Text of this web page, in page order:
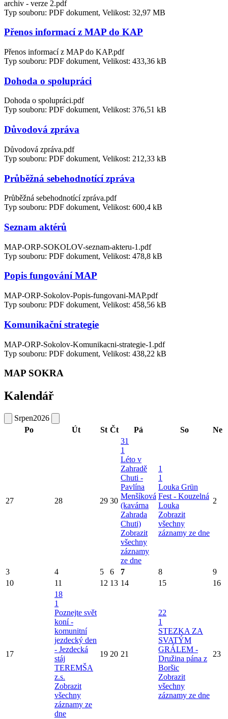
archiv - verze 2.pdf
Typ souboru: PDF dokument, Velikost: 32,97 MB
Přenos informací z MAP do KAP
Přenos informací z MAP do KAP.pdf
Typ souboru: PDF dokument, Velikost: 433,36 kB
Dohoda o spolupráci
Dohoda o spolupráci.pdf
Typ souboru: PDF dokument, Velikost: 376,51 kB
Důvodová zpráva
Důvodová zpráva.pdf
Typ souboru: PDF dokument, Velikost: 212,33 kB
Průběžná sebehodnotící zpráva
Průběžná sebehodnotící zpráva.pdf
Typ souboru: PDF dokument, Velikost: 600,4 kB
Seznam aktérů
MAP-ORP-SOKOLOV-seznam-akteru-1.pdf
Typ souboru: PDF dokument, Velikost: 478,8 kB
Popis fungování MAP
MAP-ORP-Sokolov-Popis-fungovani-MAP.pdf
Typ souboru: PDF dokument, Velikost: 458,56 kB
Komunikační strategie
MAP-ORP-Sokolov-Komunikacni-strategie-1.pdf
Typ souboru: PDF dokument, Velikost: 438,22 kB
MAP SOKRA
Kalendář
Srpen2026
Po
Út St Čt Pá So Ne
27 28 29 30
31
1
Léto v
Zahradě
Chuti -
Pavlína
Menšíková
(kavárna
Zahrada
Chuti)
Zobrazit
všechny
záznamy
ze dne
1
1
Louka Grün
Fest - Kouzelná
Louka
Zobrazit
všechny
záznamy ze dne
2
3 4 5 6 7 8
9
10
11 12 13 14 15 16
17
18
1
Poznejte svět
koní -
komunitní
jezdecký den
- Jezdecká
stáj
TEREMŠA
z.s.
Zobrazit
všechny
záznamy ze
dne
19 20 21
22
1
STEZKA ZA
SVATÝM
GRÁLEM -
Družina pána z
Boršic
Zobrazit
všechny
záznamy ze dne
23